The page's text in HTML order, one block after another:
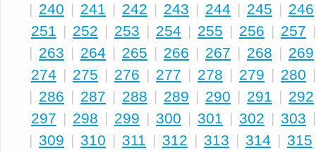
| 240 | 241 | 242 | 243 | 244 | 245 | 246
251 | 252 | 253 | 254 | 255 | 256 | 257
| 263 | 264 | 265 | 266 | 267 | 268 | 269
274 | 275 | 276 | 277 | 278 | 279 | 280
| 286 | 287 | 288 | 289 | 290 | 291 | 292
297 | 298 | 299 | 300 | 301 | 302 | 303
| 309 | 310 | 311 | 312 | 313 | 314 | 315